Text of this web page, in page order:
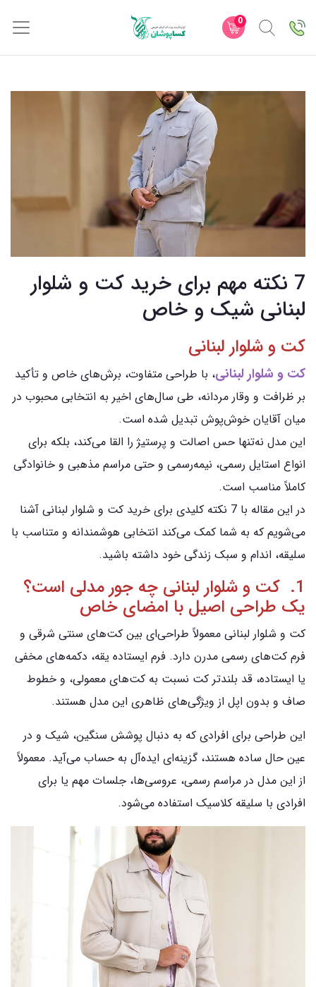
0
7 نکته مهم برای خرید کت و شلوار
لبنانی شیک و خاص
کت و شلوار لبنانی
کت و شلوار لبنانی، با طراحی متفاوت، برش‌های خاص و تأکید
بر ظرافت و وقار مردانه، طی سال‌های اخیر به انتخابی محبوب در
میان آقایان خوش‌پوش تبدیل شده است.
این مدل نه‌تنها حس اصالت و پرستیژ را القا می‌کند، بلکه برای
انواع استایل‌ رسمی، نیمه‌رسمی و حتی مراسم مذهبی و خانوادگی
کاملاً مناسب است.
در این مقاله با 7 نکته کلیدی برای خرید کت و شلوار لبنانی آشنا
می‌شویم که به شما کمک می‌کند انتخابی هوشمندانه و متناسب با
سلیقه، اندام و سبک زندگی خود داشته باشید.
1. کت و شلوار لبنانی چه جور مدلی است؟
یک طراحی اصیل با امضای خاص
کت‌ و شلوار لبنانی معمولاً طراحی‌ای بین کت‌های سنتی شرقی و
فرم کت‌های رسمی مدرن دارد. فرم ایستاده یقه، دکمه‌های مخفی
یا ایستاده، قد بلندتر کت نسبت به کت‌های معمولی، و خطوط
صاف و بدون اپل از ویژگی‌های ظاهری این مدل هستند.
این طراحی برای افرادی که به دنبال پوشش سنگین، شیک و در
عین حال ساده هستند، گزینه‌ای ایده‌آل به حساب می‌آید. معمولاً
از این مدل در مراسم رسمی، عروسی‌ها، جلسات مهم یا برای
افرادی با سلیقه کلاسیک استفاده می‌شود.